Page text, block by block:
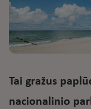
Tai gražus
nacionalinio